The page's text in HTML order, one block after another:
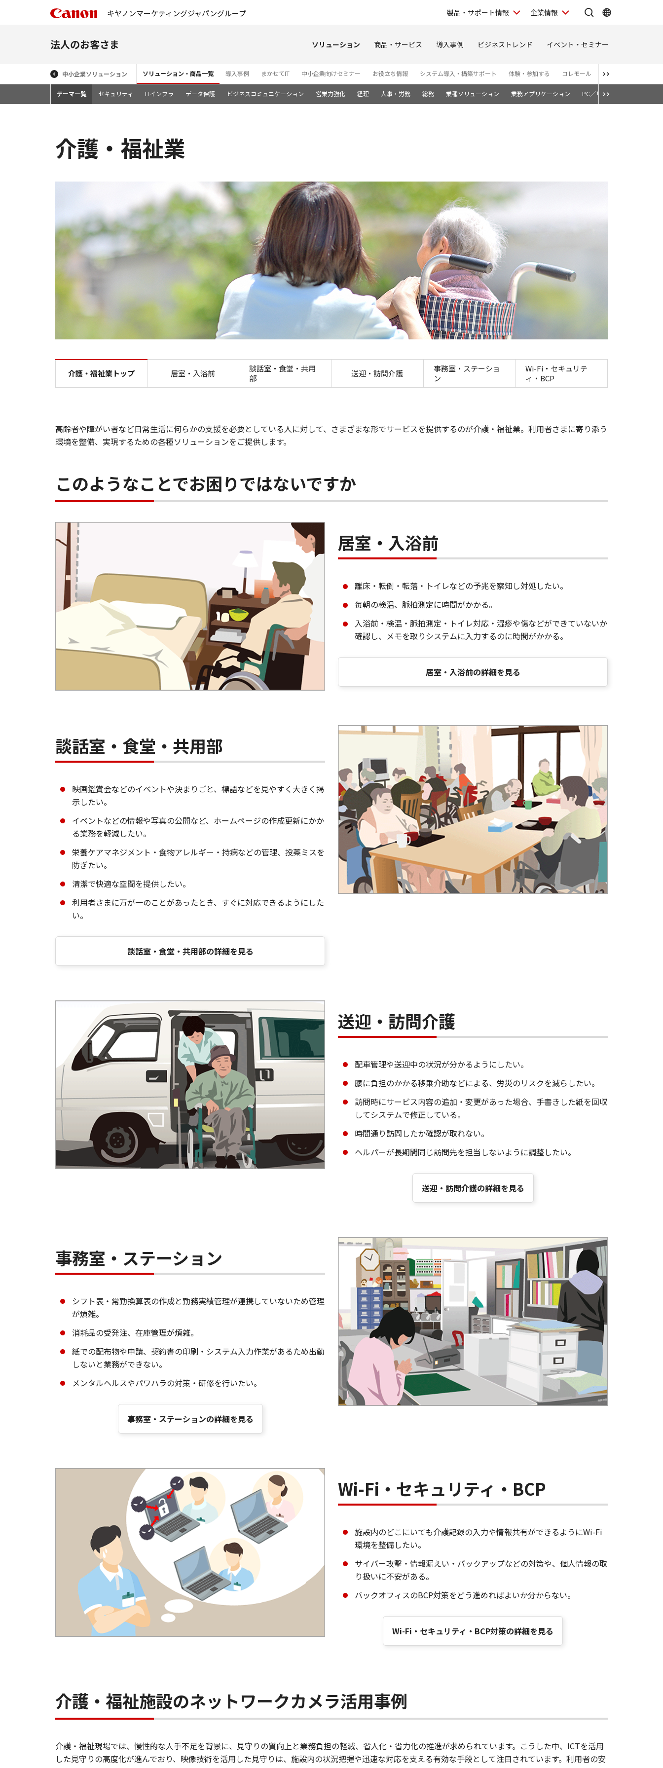
キヤノンマーケティングジャパングループ 製品・サポート情報 企業情報
法人のお客さま ソリューション 商品・サービス 導入事例 ビジネストレンド イベント・セミナー
中小企業ソリューション ソリューション・商品一覧 導入事例 まかせてIT 中小企業向けセミナー お役立ち情報 システム導入・構築サポート 体験・参加する コレモール お問い合わせ
テーマ一覧 セキュリティ ITインフラ データ保護 ビジネスコミュニケーション 営業力強化 経理 人事・労務 総務 業種ソリューション 業務アプリケーション PC／サーバー
介護・福祉業
介護・福祉業トップ 居室・入浴前
談話室・食堂・共用
部
送迎・訪問介護
事務室・ステーショ
ン
Wi-Fi・セキュリテ
ィ・BCP
高齢者や障がい者など日常生活に何らかの支援を必要としている人に対して、さまざまな形でサービスを提供するのが介護・福祉業。利用者さまに寄り添う
環境を整備、実現するための各種ソリューションをご提供します。
このようなことでお困りではないですか
居室・入浴前
離床・転倒・転落・トイレなどの予兆を察知し対処したい。
毎朝の検温、脈拍測定に時間がかかる。
入浴前・検温・脈拍測定・トイレ対応・湿疹や傷などができていないか
確認し、メモを取りシステムに入力するのに時間がかかる。
居室・入浴前の詳細を見る
談話室・食堂・共用部
映画鑑賞会などのイベントや決まりごと、標語などを見やすく大きく掲
示したい。
イベントなどの情報や写真の公開など、ホームページの作成更新にかか
る業務を軽減したい。
栄養ケアマネジメント・食物アレルギー・持病などの管理、投薬ミスを
防ぎたい。
清潔で快適な空間を提供したい。
利用者さまに万が一のことがあったとき、すぐに対応できるようにした
い。
談話室・食堂・共用部の詳細を見る
送迎・訪問介護
配車管理や送迎中の状況が分かるようにしたい。
腰に負担のかかる移乗介助などによる、労災のリスクを減らしたい。
訪問時にサービス内容の追加・変更があった場合、手書きした紙を回収
してシステムで修正している。
時間通り訪問したか確認が取れない。
ヘルパーが長期間同じ訪問先を担当しないように調整したい。
送迎・訪問介護の詳細を見る
事務室・ステーション
シフト表・常勤換算表の作成と勤務実績管理が連携していないため管理
が煩雑。
消耗品の受発注、在庫管理が煩雑。
紙での配布物や申請、契約書の印刷・システム入力作業があるため出勤
しないと業務ができない。
メンタルヘルスやパワハラの対策・研修を行いたい。
事務室・ステーションの詳細を見る
Wi-Fi・セキュリティ・BCP
施設内のどこにいても介護記録の入力や情報共有ができるようにWi-Fi
環境を整備したい。
サイバー攻撃・情報漏えい・バックアップなどの対策や、個人情報の取
り扱いに不安がある。
バックオフィスのBCP対策をどう進めればよいか分からない。
Wi-Fi・セキュリティ・BCP対策の詳細を見る
介護・福祉施設のネットワークカメラ活用事例
介護・福祉現場では、慢性的な人手不足を背景に、見守りの質向上と業務負担の軽減、省人化・省力化の推進が求められています。こうした中、ICTを活用
した見守りの高度化が進んでおり、映像技術を活用した見守りは、施設内の状況把握や迅速な対応を支える有効な手段として注目されています。利用者の安